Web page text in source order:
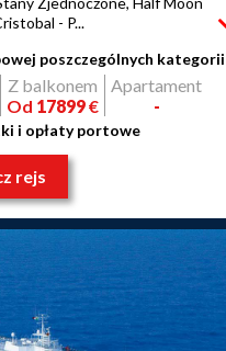
- P...
poszczególnych kategorii
Z balkonem
Od 17899€
Apartament
-
i opłaty portowe
rejs